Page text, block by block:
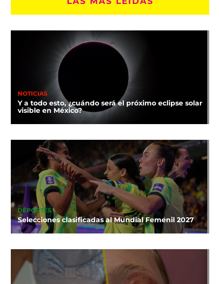
NOTICIAS
Y a todo esto, ¿cuándo será el próximo eclipse solar
visible en México?
DEPORTES
Selecciones clasificadas al Mundial Femenil 2027